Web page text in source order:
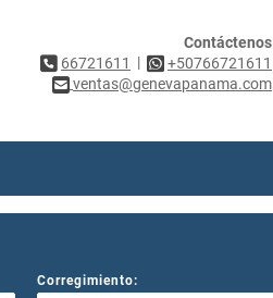
Contáctenos
66721611
|
+50766721611
ventas@genevapanama.com
Corregimiento: